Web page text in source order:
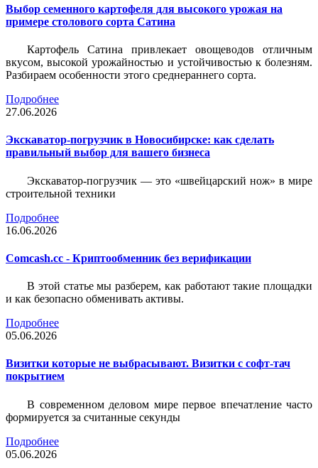
Выбор семенного картофеля для высокого урожая на
примере столового сорта Сатина
Картофель Сатина привлекает овощеводов отличным
вкусом, высокой урожайностью и устойчивостью к болезням.
Разбираем особенности этого среднераннего сорта.
Подробнее
27.06.2026
Экскаватор-погрузчик в Новосибирске: как сделать
правильный выбор для вашего бизнеса
Экскаватор-погрузчик — это «швейцарский нож» в мире
строительной техники
Подробнее
16.06.2026
Comcash.cc - Криптообменник без верификации
В этой статье мы разберем, как работают такие площадки
и как безопасно обменивать активы.
Подробнее
05.06.2026
Визитки которые не выбрасывают. Визитки с софт-тач
покрытием
В современном деловом мире первое впечатление часто
формируется за считанные секунды
Подробнее
05.06.2026